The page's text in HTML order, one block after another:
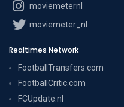
moviemeternl
moviemeter_nl
Realtimes Network
FootballTransfers.com
FootballCritic.com
FCUpdate.nl